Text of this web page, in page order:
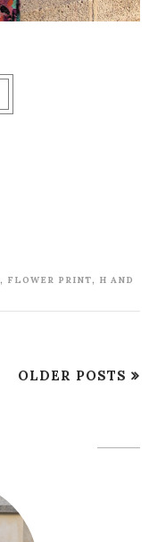
, FLOWER PRINT, H AND
OLDER POSTS